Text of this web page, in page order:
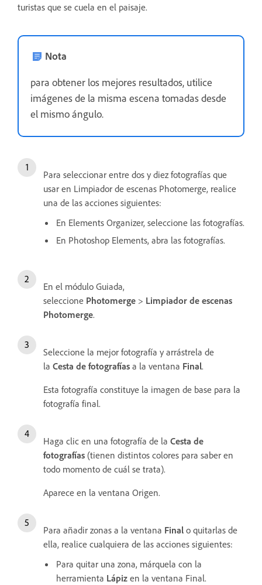
turistas que se cuela en el paisaje.
Nota
para obtener los mejores resultados, utilice
imágenes de la misma escena tomadas desde
el mismo ángulo.
Para seleccionar entre dos y diez fotografías que
usar en Limpiador de escenas Photomerge, realice
una de las acciones siguientes:
En Elements Organizer, seleccione las fotografías.
En Photoshop Elements, abra las fotografías.
En el módulo Guiada,
seleccione Photomerge > Limpiador de escenas
Photomerge.
Seleccione la mejor fotografía y arrástrela de
la Cesta de fotografías a la ventana Final.
Esta fotografía constituye la imagen de base para la
fotografía final.
Haga clic en una fotografía de la Cesta de
fotografías (tienen distintos colores para saber en
todo momento de cuál se trata).
Aparece en la ventana Origen.
Para añadir zonas a la ventana Final o quitarlas de
ella, realice cualquiera de las acciones siguientes:
Para quitar una zona, márquela con la
herramienta Lápiz en la ventana Final.